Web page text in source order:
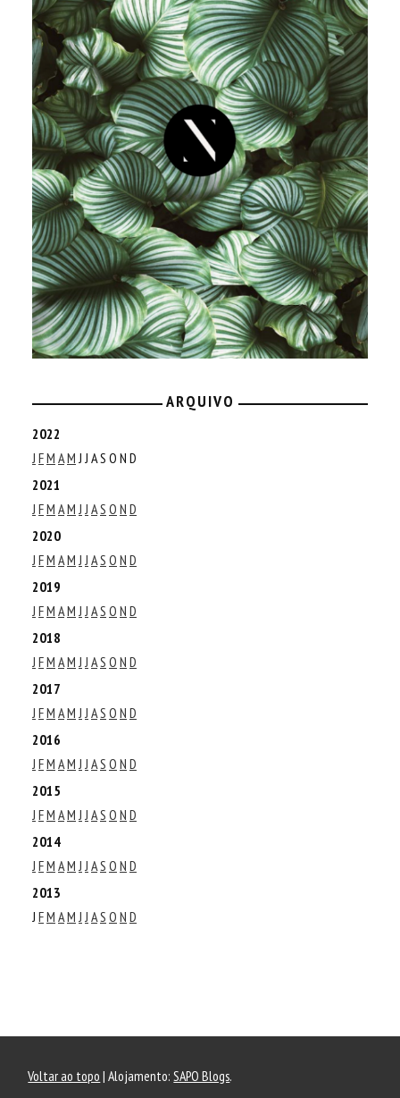
ARQUIVO
2022
J FM AM J J AS O N D
2021
J FM AM J J AS O N D
2020
J FM AM J J AS O N D
2019
J FM AM J J AS O N D
2018
J FM AM J J AS O N D
2017
J FM AM J J AS O N D
2016
J FM AM J J AS O N D
2015
J FM AM J J AS O N D
2014
J FM AM J J AS O N D
2013
J FM AM J J AS O N D
Voltar ao topo | Alojamento:SAPO Blogs.